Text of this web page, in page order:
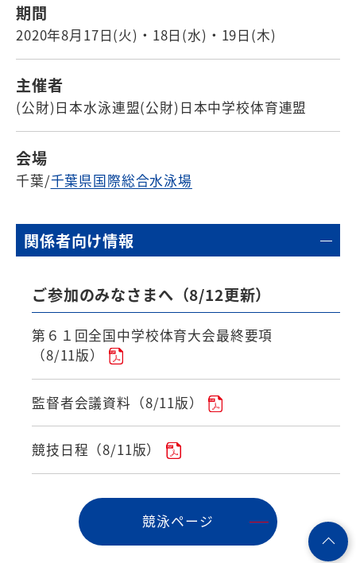
期間
2020年8月17日(火)・18日(水)・19日(木)
主催者
(公財)日本水泳連盟(公財)日本中学校体育連盟
会場
千葉/千葉県国際総合水泳場
関係者向け情報
ご参加のみなさまへ（8/12更新）
第６１回全国中学校体育大会最終要項
（8/11版）
監督者会議資料（8/11版）
競技日程（8/11版）
競泳ページ